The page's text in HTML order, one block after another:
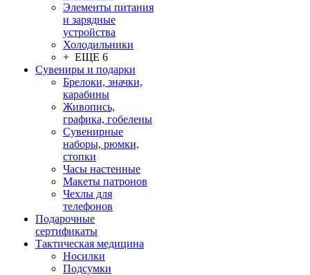
Элементы питания
и зарядные
устройства
Холодильники
+ ЕЩЕ 6
Сувениры и подарки
Брелоки, значки,
карабины
Живопись,
графика, гобелены
Сувенирные
наборы, рюмки,
стопки
Часы настенные
Макеты патронов
Чехлы для
телефонов
Подарочные
сертификаты
Тактическая медицина
Носилки
Подсумки